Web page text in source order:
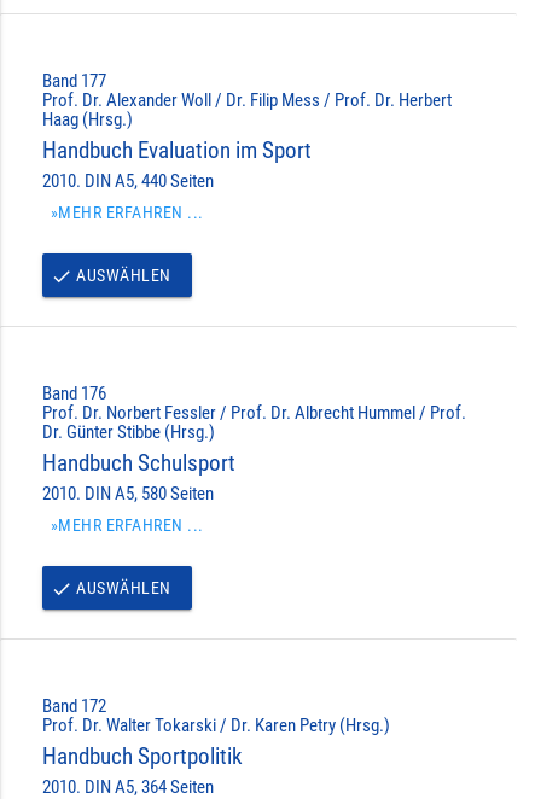
Band 177
Prof. Dr. Alexander Woll / Dr. Filip Mess / Prof. Dr. Herbert
Haag (Hrsg.)
Handbuch Evaluation im Sport
2010. DIN A5, 440 Seiten
»MEHR ERFAHREN ...
done AUSWÄHLEN
Band 176
Prof. Dr. Norbert Fessler / Prof. Dr. Albrecht Hummel / Prof.
Dr. Günter Stibbe (Hrsg.)
Handbuch Schulsport
2010. DIN A5, 580 Seiten
»MEHR ERFAHREN ...
done AUSWÄHLEN
Band 172
Prof. Dr. Walter Tokarski / Dr. Karen Petry (Hrsg.)
Handbuch Sportpolitik
2010. DIN A5, 364 Seiten